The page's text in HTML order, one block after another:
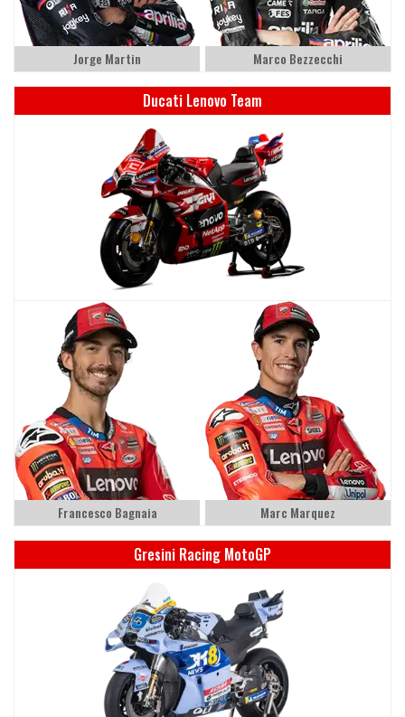
Jorge Martin Marco Bezzecchi
Ducati Lenovo Team
Francesco Bagnaia Marc Marquez
Gresini Racing MotoGP